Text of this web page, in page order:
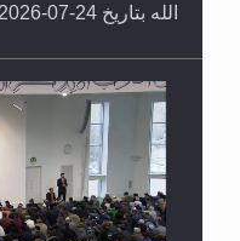
الله بتاريخ 24-07-2026